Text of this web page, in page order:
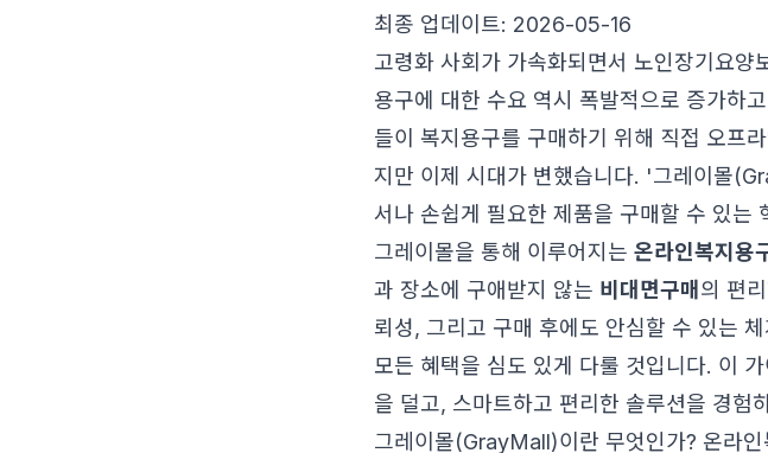
최종 업데이트: 2026-05-16
고령화 사회가 가속화되면서 노인장기요양
용구에 대한 수요 역시 폭발적으로 증가하
들이 복지용구를 구매하기 위해 직접 오프
지만 이제 시대가 변했습니다. '그레이몰
서나 손쉽게 필요한 제품을 구매할 수 있는
그레이몰을 통해 이루어지는 온라인복지용
과 장소에 구애받지 않는 비대면구매 의 편
뢰성, 그리고 구매 후에도 안심할 수 있는
모든 혜택을 심도 있게 다룰 것입니다. 이
을 덜고, 스마트하고 편리한 솔루션을 경험
그레이몰(GrayMall)이란 무엇인가? 온라